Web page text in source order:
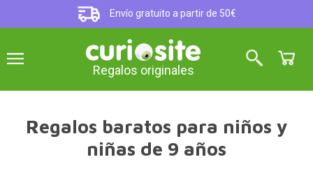
Envío gratuito a partir de 50€
Regalos originales
Regalos baratos para niños y
niñas de 9 años